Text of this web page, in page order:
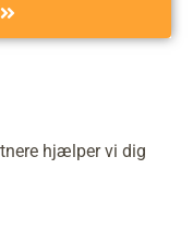
hjælper vi dig